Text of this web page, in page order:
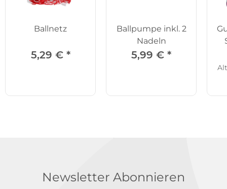
Ballnetz
5,29 € *
Ballpumpe inkl. 2
Nadeln
5,99 € *
Newsletter Abonnieren